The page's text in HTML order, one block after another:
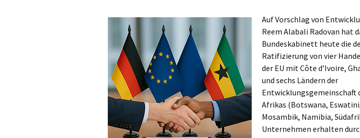
Auf Vorschlag von
Reem Alabali Radovan hat
Bundeskabinett heute die
Ratifizierung von vier
der EU mit Côte d’Ivoire,
und sechs Ländern der
Entwicklungsgemeinschaft
Afrikas (Botswana,
Mosambik, Namibia,
Unternehmen erhalten